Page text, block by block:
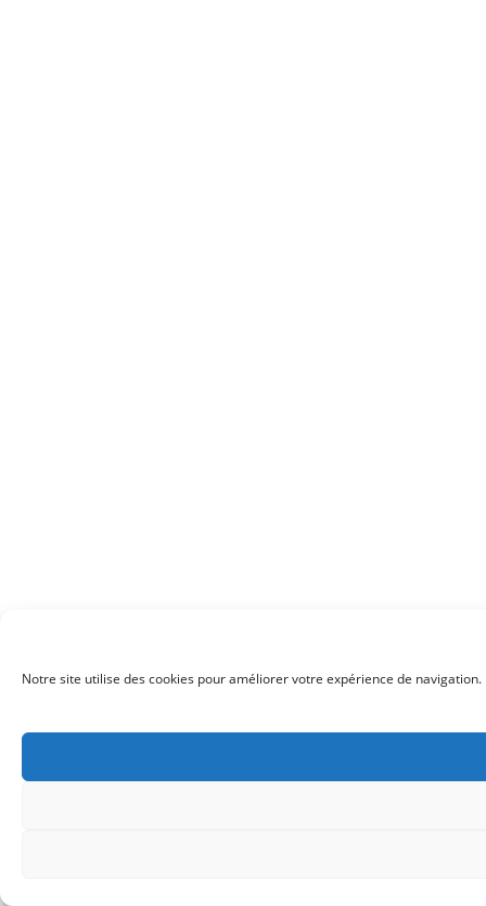
Notre site utilise des cookies pour améliorer votre expérience de